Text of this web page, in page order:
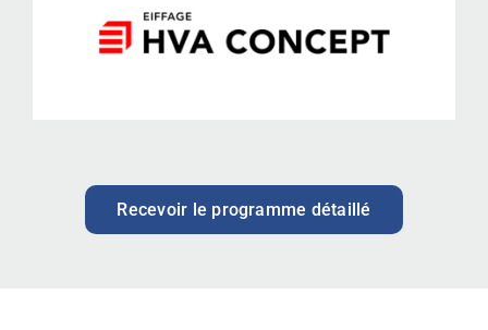
Recevoir le programme détaillé